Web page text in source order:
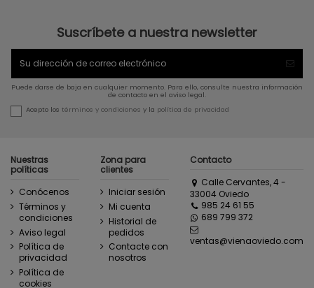
Suscríbete a nuestra newsletter
Puede darse de baja en cualquier momento. Para ello, consulte nuestra información
de contacto en el aviso legal.
Acepto los términos y condiciones y la política de privacidad
Nuestras
políticas
Conócenos
Términos y
condiciones
Aviso legal
Política de
privacidad
Política de
cookies
Zona para
clientes
Iniciar sesión
Mi cuenta
Historial de
pedidos
Contacte con
nosotros
Contacto
Calle Cervantes, 4 -
33004 Oviedo
985 24 61 55
689 799 372
ventas@vienaoviedo.com